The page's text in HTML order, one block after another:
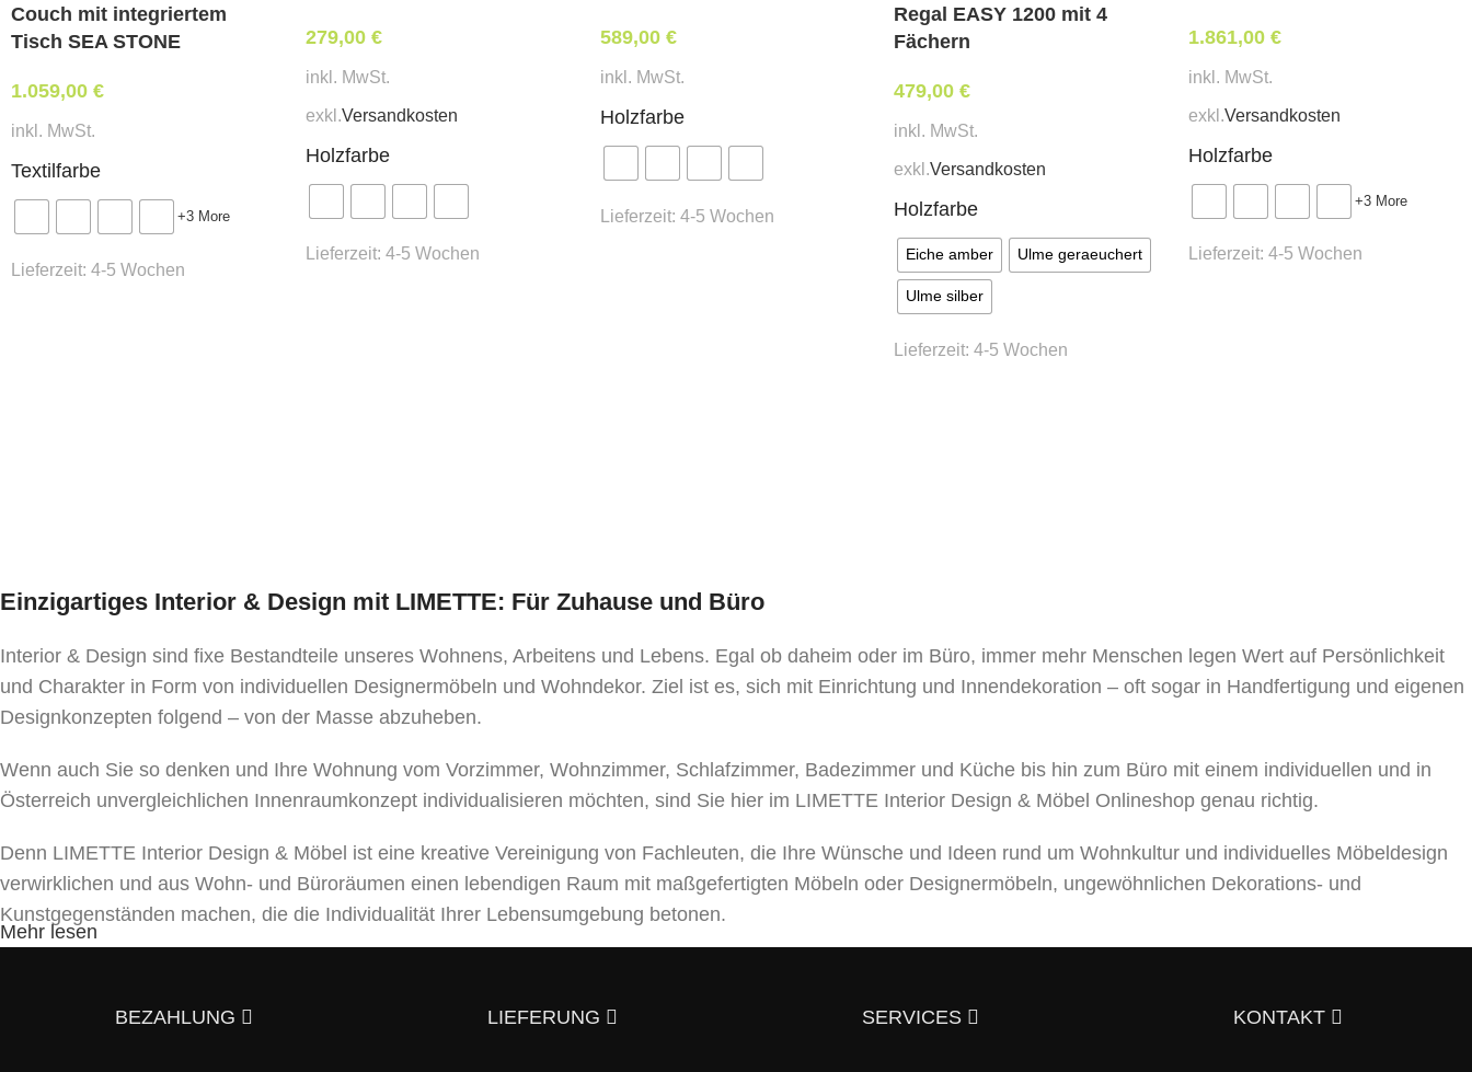
0,7 lfm Sitz & Lehne
* Preis ident wie Bezug Kat. MER-1
Couch mit integriertem
Tisch SEA STONE
1.059,00 €
inkl. MwSt.
Textilfarbe
+3 More
Lieferzeit: 4-5 Wochen
279,00 €
inkl. MwSt.
exkl.Versandkosten
Holzfarbe
Lieferzeit: 4-5 Wochen
589,00 €
inkl. MwSt.
Holzfarbe
Lieferzeit: 4-5 Wochen
Regal EASY 1200 mit 4
Fächern
479,00€
inkl. MwSt.
exkl.Versandkosten
Holzfarbe
Eiche amber Ulme geraeuchert
Ulme silber
Lieferzeit:4-5 Wochen
1.861,00€
inkl. MwSt.
exkl.Versandkosten
Holzfarbe
+3 More
Lieferzeit:4-5 Wochen
Einzigartiges Interior & Design mit LIMETTE: Für Zuhause und Büro
Interior & Design sind fixe Bestandteile unseres Wohnens, Arbeitens und Lebens. Egal ob daheim oder im Büro, immer mehr Menschen legen Wert auf Persönlichkeit
und Charakter in Form von individuellen Designermöbeln und Wohndekor. Ziel ist es, sich mit Einrichtung und Innendekoration – oft sogar in Handfertigung und eigenen
Designkonzepten folgend – von der Masse abzuheben.
Wenn auch Sie so denken und Ihre Wohnung vom Vorzimmer, Wohnzimmer, Schlafzimmer, Badezimmer und Küche bis hin zum Büro mit einem individuellen und in
Österreich unvergleichlichen Innenraumkonzept individualisieren möchten, sind Sie hier im LIMETTE Interior Design & Möbel Onlineshop genau richtig.
Denn LIMETTE Interior Design & Möbel ist eine kreative Vereinigung von Fachleuten, die Ihre Wünsche und Ideen rund um Wohnkultur und individuelles Möbeldesign
verwirklichen und aus Wohn- und Büroräumen einen lebendigen Raum mit maßgefertigten Möbeln oder Designermöbeln, ungewöhnlichen Dekorations- und
Kunstgegenständen machen, die die Individualität Ihrer Lebensumgebung betonen.
Mehr lesen
BEZAHLUNG LIEFERUNG SERVICES KONTAKT